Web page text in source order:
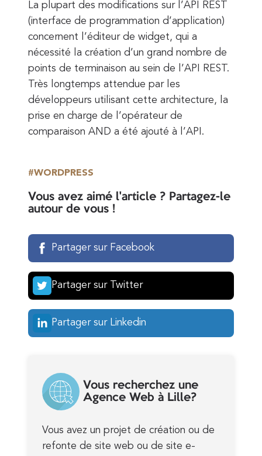
La plupart des modifications sur l’API REST
(interface de programmation d’application)
concernent l’éditeur de widget, qui a
nécessité la création d’un grand nombre de
points de terminaison au sein de l’API REST.
Très longtemps attendue par les
développeurs utilisant cette architecture, la
prise en charge de l’opérateur de
comparaison AND a été ajouté à l’API.
WORDPRESS
Vous avez aimé l'article ? Partagez-le
autour de vous !
Partager sur Facebook
Partager sur Twitter
Partager sur Linkedin
Vous recherchez une
Agence Web à Lille?
Vous avez un projet de création ou de
refonte de site web ou de site e-